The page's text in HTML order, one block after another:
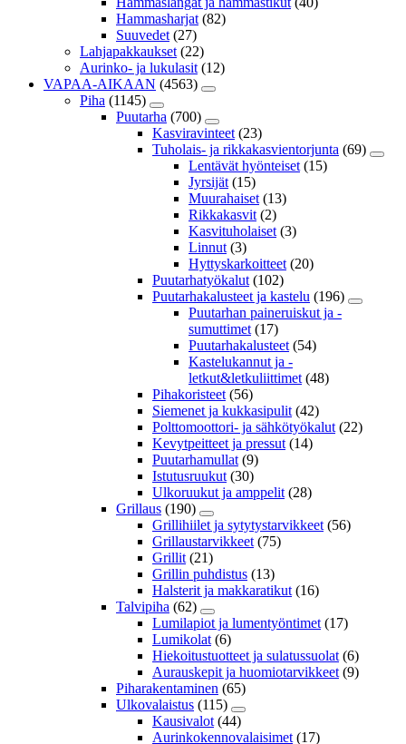
Hammasharjat (82)
Suuvedet (27)
Lahjapakkaukset (22)
Aurinko- ja lukulasit (12)
VAPAA-AIKAAN (4563)
Piha (1145)
Puutarha (700)
Kasviravinteet (23)
Tuholais- ja rikkakasvientorjunta (69)
Lentävät hyönteiset (15)
Jyrsijät (15)
Muurahaiset (13)
Rikkakasvit (2)
Kasvituholaiset (3)
Linnut (3)
Hyttyskarkoitteet (20)
Puutarhatyökalut (102)
Puutarhakalusteet ja kastelu (196)
Puutarhan paineruiskut ja -
sumuttimet (17)
Puutarhakalusteet (54)
Kastelukannut ja -
letkut&letkuliittimet (48)
Pihakoristeet (56)
Siemenet ja kukkasipulit (42)
Polttomoottori- ja sähkötyökalut (22)
Kevytpeitteet ja pressut (14)
Puutarhamullat (9)
Istutusruukut (30)
Ulkoruukut ja amppelit (28)
Grillaus (190)
Grillihiilet ja sytytystarvikkeet (56)
Grillaustarvikkeet (75)
Grillit (21)
Grillin puhdistus (13)
Halsterit ja makkaratikut (16)
Talvipiha (62)
Lumilapiot ja lumentyöntimet (17)
Lumikolat (6)
Hiekoitustuotteet ja sulatussuolat (6)
Aurauskepit ja huomiotarvikkeet (9)
Piharakentaminen (65)
Ulkovalaistus (115)
Kausivalot (44)
Aurinkokennovalaisimet (17)